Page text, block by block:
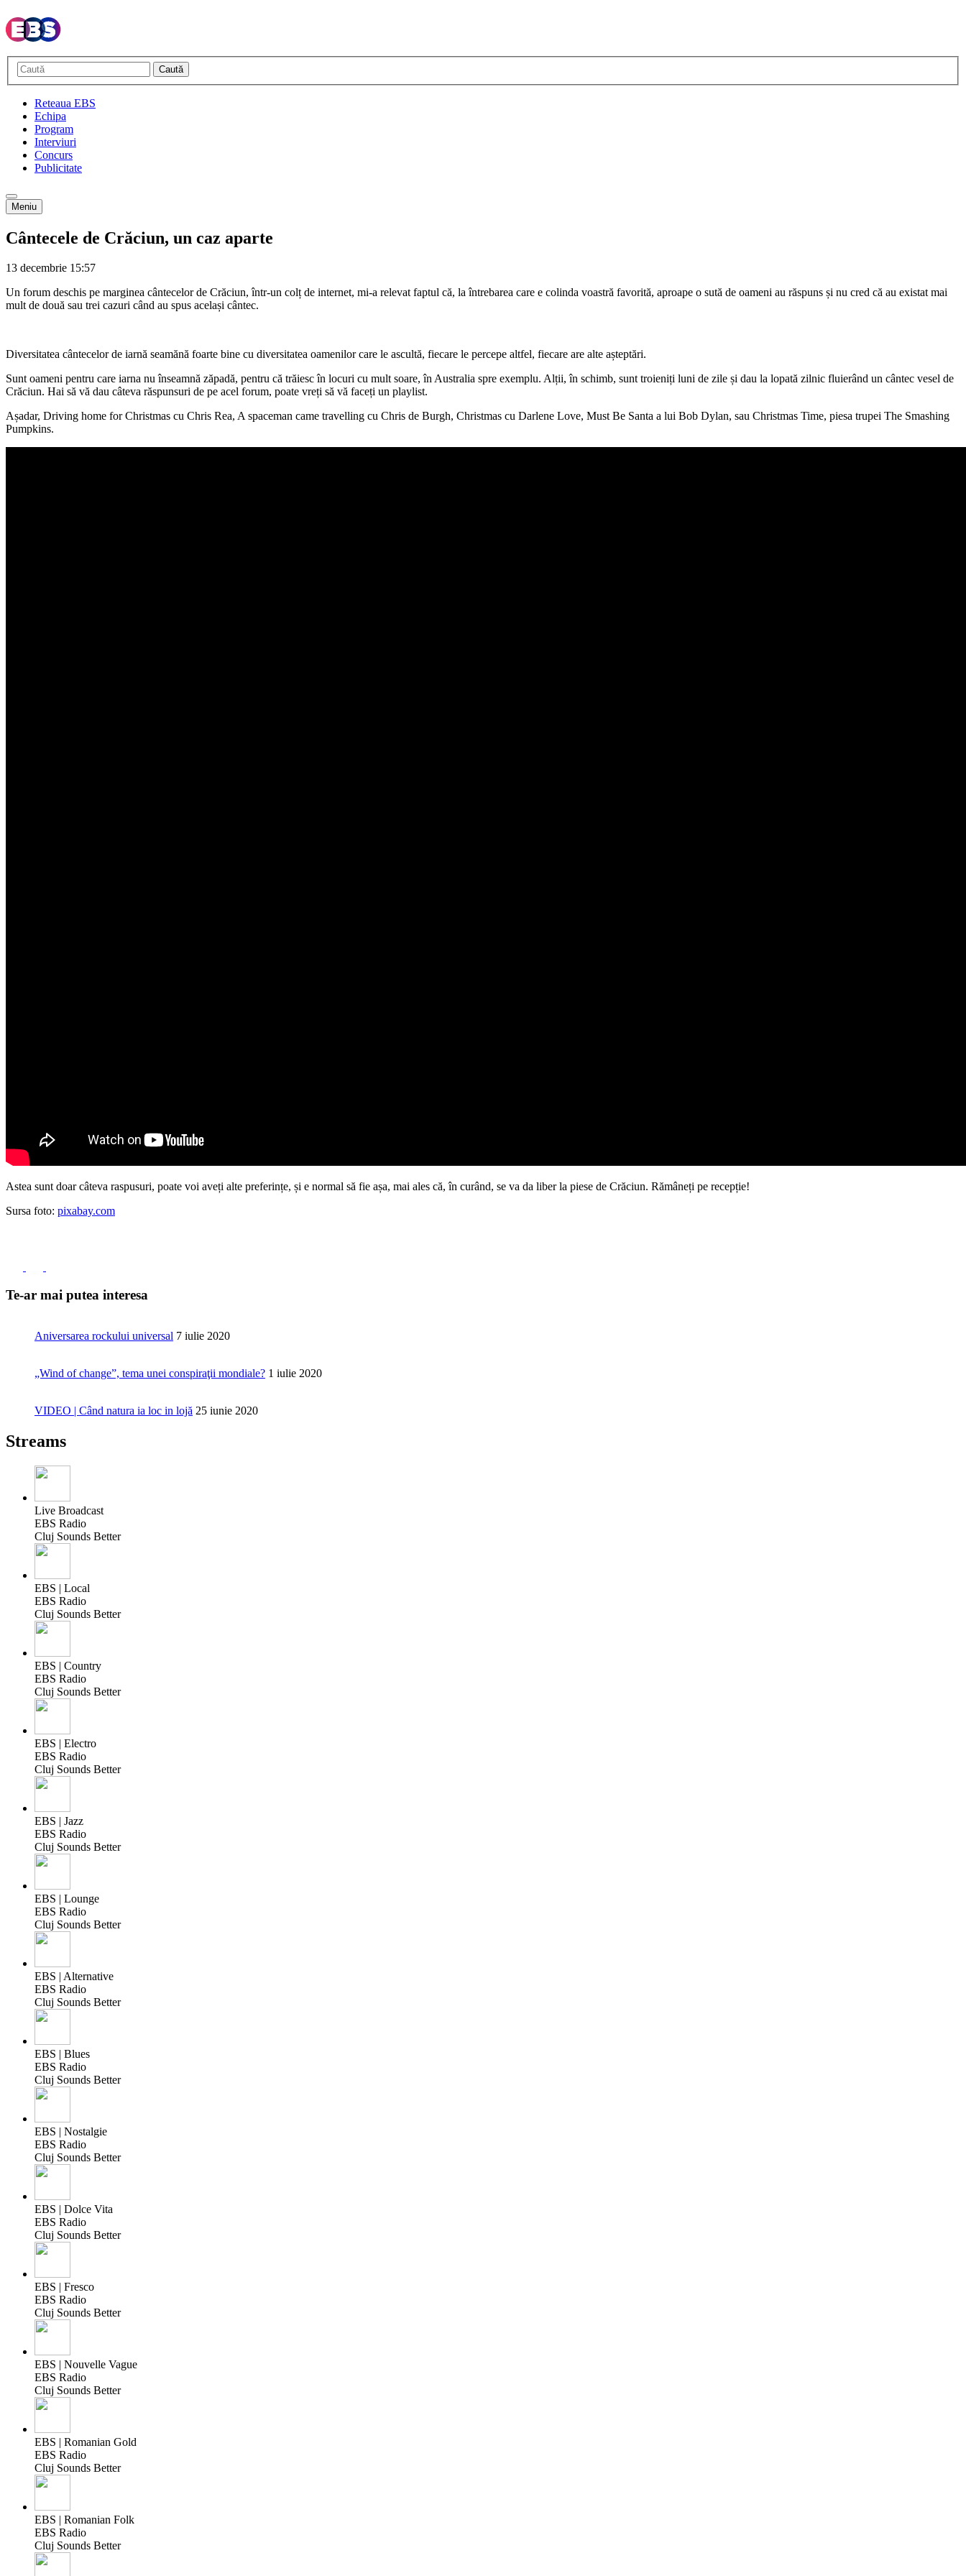
Caută
Reteaua EBS
Echipa
Program
Interviuri
Concurs
Publicitate
Meniu
Cântecele de Crăciun, un caz aparte
13 decembrie 15:57
Un forum deschis pe marginea cântecelor de Crăciun, într-un colț de internet, mi-a relevat faptul că, la întrebarea care e colinda voastră favorită, aproape o sută de oameni au răspuns și nu cred că au existat mai
mult de două sau trei cazuri când au spus același cântec.
Diversitatea cântecelor de iarnă seamănă foarte bine cu diversitatea oamenilor care le ascultă, fiecare le percepe altfel, fiecare are alte așteptări.
Sunt oameni pentru care iarna nu înseamnă zăpadă, pentru că trăiesc în locuri cu mult soare, în Australia spre exemplu. Alții, în schimb, sunt troieniți luni de zile și dau la lopată zilnic fluierând un cântec vesel de
Crăciun. Hai să vă dau câteva răspunsuri de pe acel forum, poate vreți să vă faceți un playlist.
Așadar, Driving home for Christmas cu Chris Rea, A spaceman came travelling cu Chris de Burgh, Christmas cu Darlene Love, Must Be Santa a lui Bob Dylan, sau Christmas Time, piesa trupei The Smashing
Pumpkins.
Astea sunt doar câteva raspusuri, poate voi aveți alte preferințe, și e normal să fie așa, mai ales că, în curând, se va da liber la piese de Crăciun. Rămâneți pe recepție!
Sursa foto: pixabay.com
Te-ar mai putea interesa
Aniversarea rockului universal 7 iulie 2020
„Wind of change”, tema unei conspiraţii mondiale? 1 iulie 2020
VIDEO | Când natura ia loc in lojă 25 iunie 2020
Streams
Live Broadcast
EBS Radio
Cluj Sounds Better
EBS | Local
EBS Radio
Cluj Sounds Better
EBS | Country
EBS Radio
Cluj Sounds Better
EBS | Electro
EBS Radio
Cluj Sounds Better
EBS | Jazz
EBS Radio
Cluj Sounds Better
EBS | Lounge
EBS Radio
Cluj Sounds Better
EBS | Alternative
EBS Radio
Cluj Sounds Better
EBS | Blues
EBS Radio
Cluj Sounds Better
EBS | Nostalgie
EBS Radio
Cluj Sounds Better
EBS | Dolce Vita
EBS Radio
Cluj Sounds Better
EBS | Fresco
EBS Radio
Cluj Sounds Better
EBS | Nouvelle Vague
EBS Radio
Cluj Sounds Better
EBS | Romanian Gold
EBS Radio
Cluj Sounds Better
EBS | Romanian Folk
EBS Radio
Cluj Sounds Better